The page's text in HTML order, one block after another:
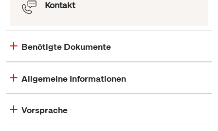
Kontakt
Benötigte Dokumente
Allgemeine Informationen
Vorsprache